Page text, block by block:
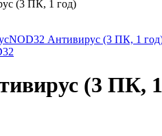
(3 ПК, 1 год)
NOD32 Антивирус (3 ПК, 1
(3 ПК,